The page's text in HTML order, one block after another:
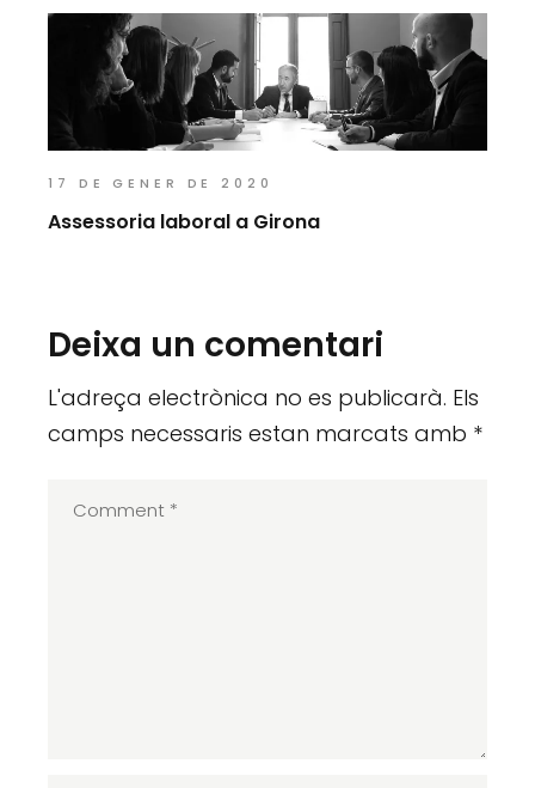
17 DE GENER DE 2020
Assessoria laboral a Girona
Deixa un comentari
L'adreça electrònica no es publicarà. Els
camps necessaris estan marcats amb *